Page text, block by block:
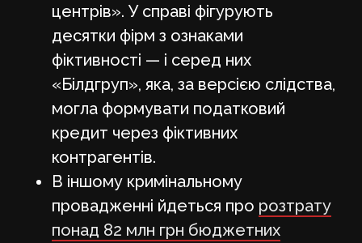
центрів». У справі фігурують
десятки фірм з ознаками
фіктивності — і серед них
«Білдгруп», яка, за версією слідства,
могла формувати податковий
кредит через фіктивних
контрагентів.
В іншому кримінальному
провадженні йдеться про розтрату
понад 82 млн грн бюджетних